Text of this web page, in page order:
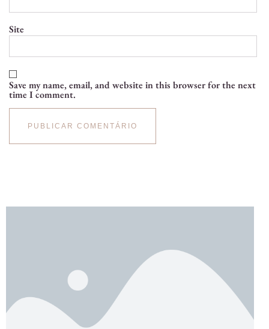
Site
Save my name, email, and website in this browser for the next
time I comment.